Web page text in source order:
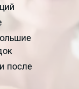
после